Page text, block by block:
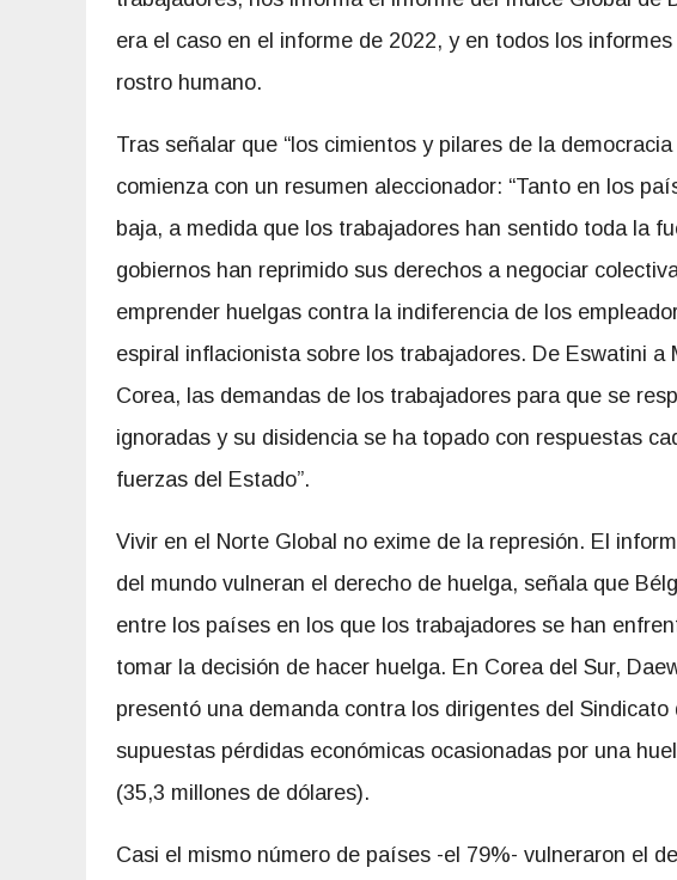
era el caso en el informe de 2022, y en todos los
rostro humano.
Tras señalar que “los cimientos y pilares de la
comienza con un resumen aleccionador: “Tanto en los
baja, a medida que los trabajadores han sentido toda la
gobiernos han reprimido sus derechos a negociar
emprender huelgas contra la indiferencia de los
espiral inflacionista sobre los trabajadores. De Eswatini a
Corea, las demandas de los trabajadores para que se
ignoradas y su disidencia se ha topado con respuestas
fuerzas del Estado”.
Vivir en el Norte Global no exime de la represión. El
del mundo vulneran el derecho de huelga, señala que
entre los países en los que los trabajadores se han
tomar la decisión de hacer huelga. En Corea del Sur,
presentó una demanda contra los dirigentes del
supuestas pérdidas económicas ocasionadas por una
(35,3 millones de dólares).
Casi el mismo número de países -el 79%- vulneraron el